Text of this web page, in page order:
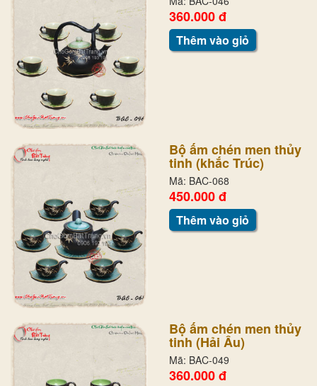
360.000 đ
Thêm vào giỏ
Bộ ấm chén men thủy
tinh (khắc Trúc)
Mã: BAC-068
450.000 đ
Thêm vào giỏ
Bộ ấm chén men thủy
tinh (Hải Âu)
Mã: BAC-049
360.000 đ